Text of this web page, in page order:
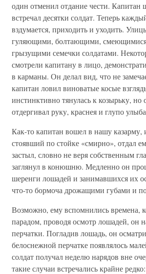
один отменил отдание чести. Капитан
встречал десятки солдат. Теперь
вздумается, приходить и уходить.
гуляющими, болтающими,
грызущими семечки солдатами.
смотрели капитану в лицо,
в карманы. Он делал вид, что не
капитан ловил виноватые косые
инстинктивно тянулась к козырьку, но
отдергивал руку, краснея и глупо
Как-то капитан вошел в нашу казарму,
стоявший по стойке «смирно», отдал
застыл, словно не веря собственным
заглянул в конюшню. Медленно он
шеренги лошадей и занимавшихся их
что-то бормоча дрожащими губами и
Возможно, ему вспомнились времена,
парадом, проводя осмотр лошадей, он
перчатки. Погладив лошадь, он
белоснежной перчатке появлялось
солдат получал неделю нарядов вне
такие случаи встречались крайне